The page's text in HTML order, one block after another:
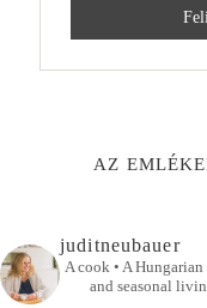
AZ
juditneubauer
A cook • A Hungarian
and seasonal